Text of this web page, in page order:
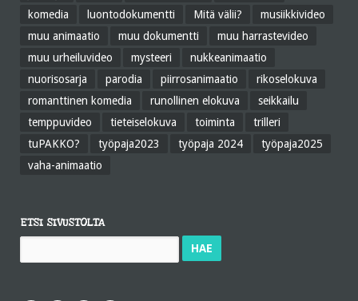
komedia
luontodokumentti Mitä välii?
musiikkivideo
muu animaatio
muu dokumentti
muu harrastevideo
muu urheiluvideo
mysteeri
nukkeanimaatio
nuorisosarja
parodia piirrosanimaatio
rikoselokuva
romanttinen komedia
runollinen elokuva
seikkailu
temppuvideo
tieteiselokuva toiminta
trilleri
tuPAKKO?
työpaja2023 työpaja 2024
työpaja2025
vaha-animaatio
ETSI SIVUSTOLTA